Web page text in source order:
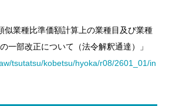
似業種比準価額計算上の業種目及び業種
一部改正について（法令解釈通達）」
tsutatsu/kobetsu/hyoka/r08/2601_01/in